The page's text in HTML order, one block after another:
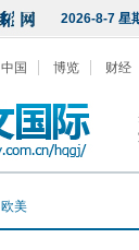
2026-8-7 星
中国 博览 财经
欧美